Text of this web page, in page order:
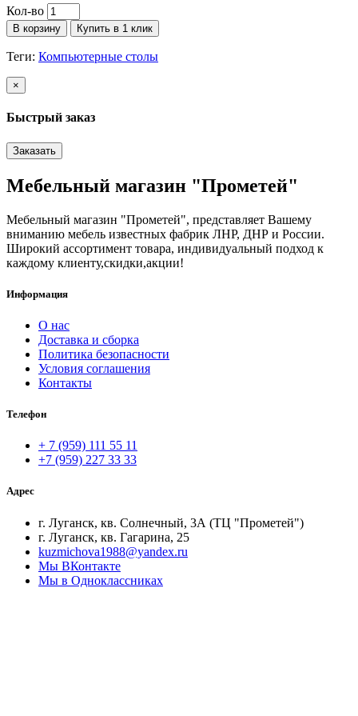
Кол-во
В корзину Купить в 1 клик
Теги: Компьютерные столы
×
Быстрый заказ
Заказать
Мебельный магазин "Прометей"
Мебельный магазин "Прометей", представляет Вашему
вниманию мебель известных фабрик ЛНР, ДНР и России.
Широкий ассортимент товара, индивидуальный подход к
каждому клиенту,скидки,акции!
Информация
О нас
Доставка и сборка
Политика безопасности
Условия соглашения
Контакты
Телефон
+ 7 (959) 111 55 11
+7 (959) 227 33 33
Адрес
г. Луганск, кв. Солнечный, 3А (ТЦ "Прометей")
г. Луганск, кв. Гагарина, 25
kuzmichova1988@yandex.ru
Мы ВКонтакте
Мы в Одноклассниках